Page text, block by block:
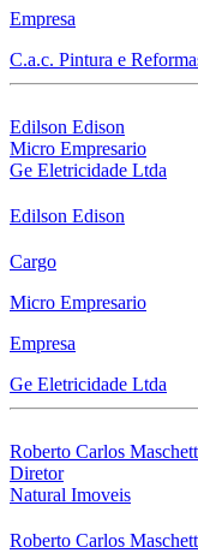
Empresa
C.a.c. Pintura e
Edilson Edison
Micro Empresario
Ge Eletricidade Ltda
Edilson Edison
Cargo
Micro Empresario
Empresa
Ge Eletricidade Ltda
Roberto Carlos
Diretor
Natural Imoveis
Roberto Carlos